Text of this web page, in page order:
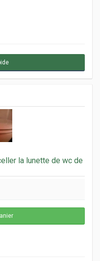
la lunette de wc de